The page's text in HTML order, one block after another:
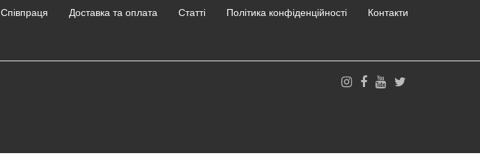
Співпраця Доставка та оплата Статті Політика конфіденційності Контакти